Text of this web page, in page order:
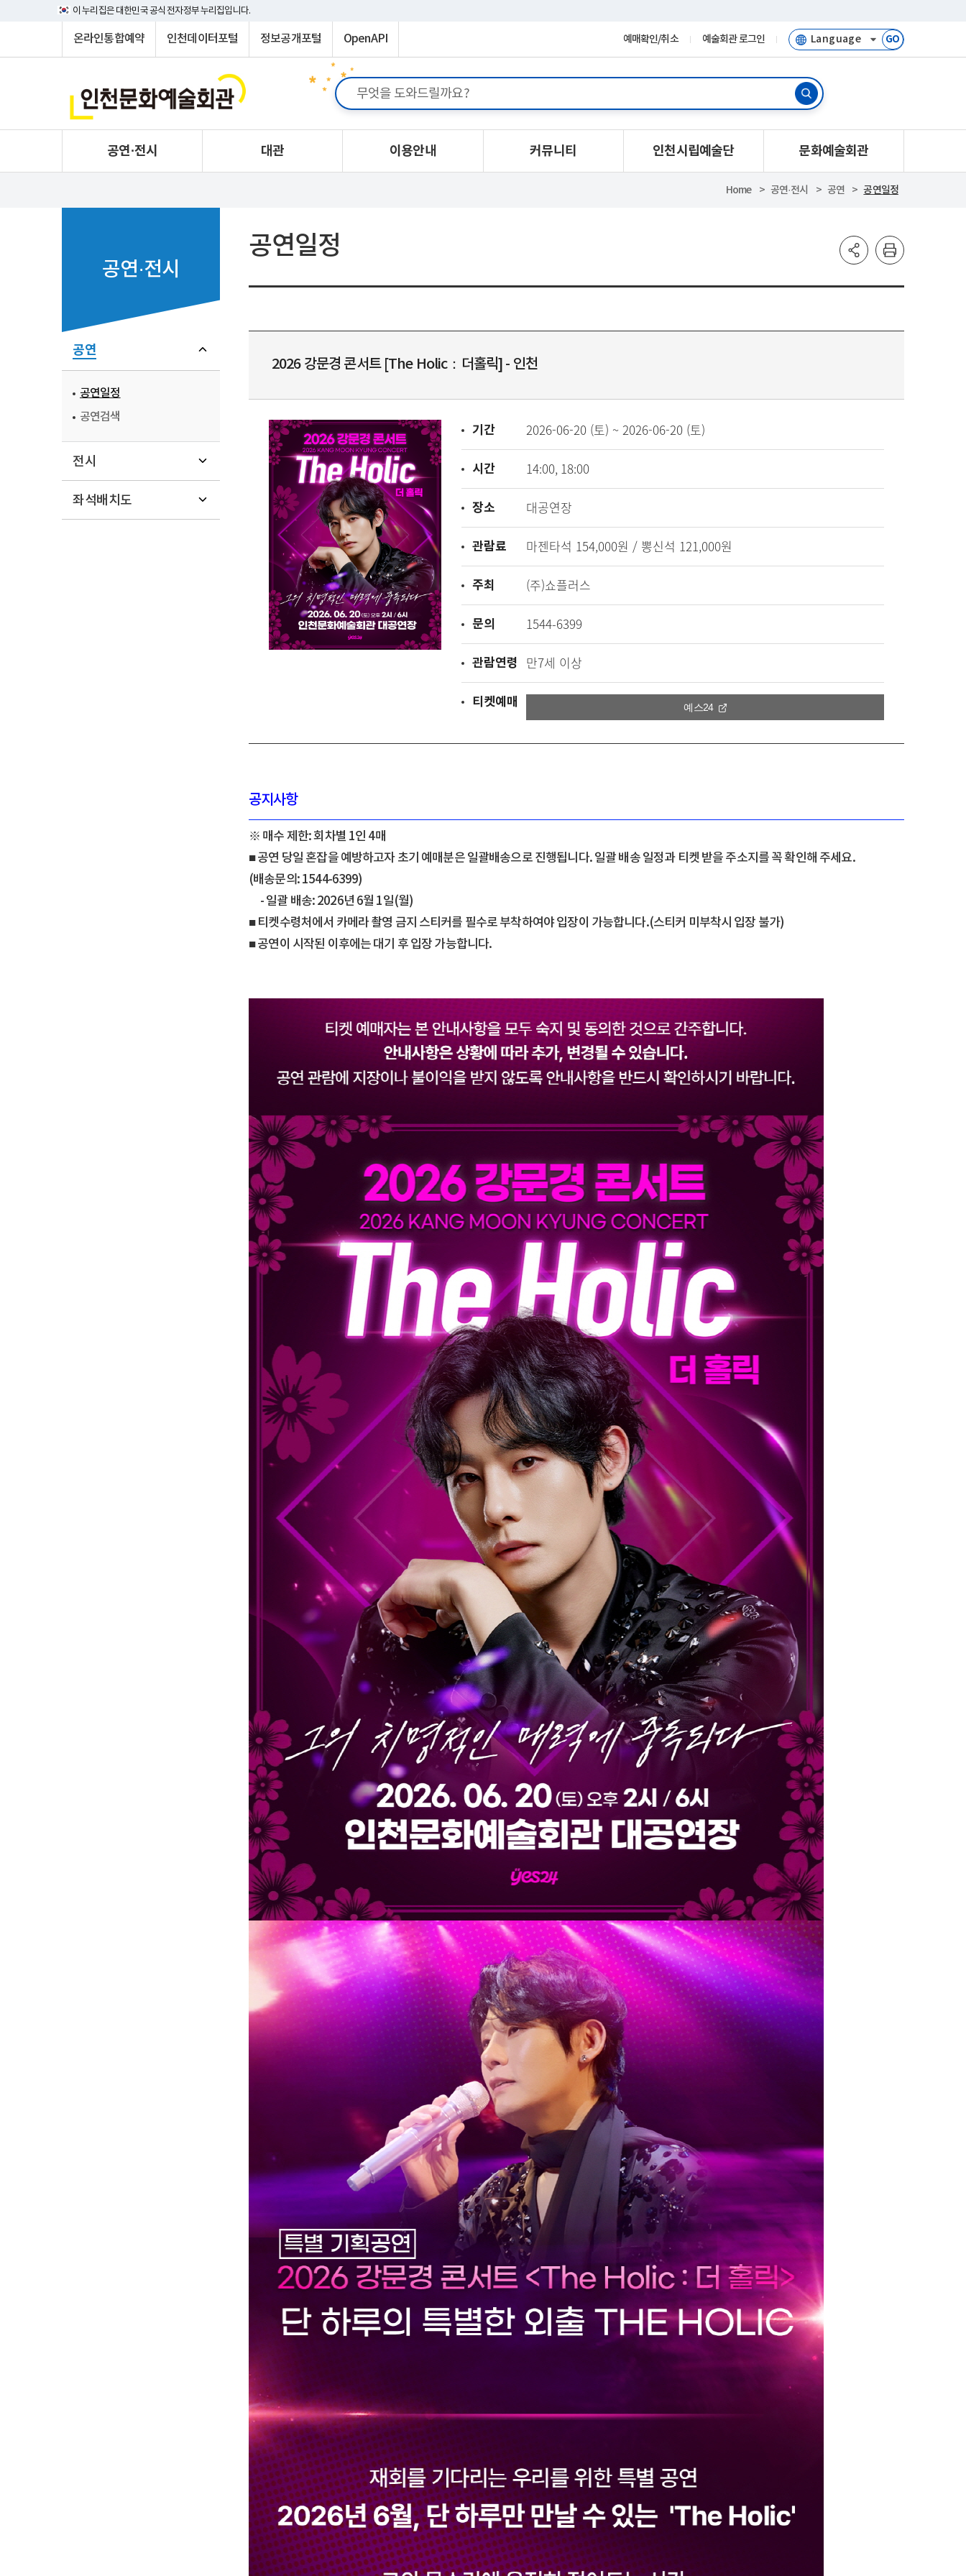
이 누리집은 대한민국 공식 전자정부 누리집입니다.
온라인통합예약 인천데이터포털 정보공개포털 OpenAPI 예매확인/취소 예술회관 로그인 GO
공연·전시 대관 이용안내 커뮤니티 인천시립예술단 문화예술회관
Home 공연·전시 공연 공연일정
공연·전시
공연
공연일정
공연검색
전시
좌석배치도
공연일정
2026 강문경 콘서트 [The Holic：더홀릭] - 인천
기간 2026-06-20 (토) ~ 2026-06-20 (토)
시간 14:00, 18:00
장소 대공연장
관람료 마젠타석 154,000원 / 뽕신석 121,000원
주최 (주)쇼플러스
문의 1544-6399
관람연령 만7세 이상
티켓예매 예스24
공지사항
※ 매수 제한: 회차별 1인 4매
■ 공연 당일 혼잡을 예방하고자 초기 예매분은 일괄배송으로 진행됩니다. 일괄 배송 일정과 티켓 받을 주소지를 꼭 확인해 주세요.
(배송문의: 1544-6399)
- 일괄 배송: 2026년 6월 1일(월)
■ 티켓수령처에서 카메라 촬영 금지 스티커를 필수로 부착하여야 입장이 가능합니다.(스티커 미부착시 입장 불가)
■ 공연이 시작된 이후에는 대기 후 입장 가능합니다.